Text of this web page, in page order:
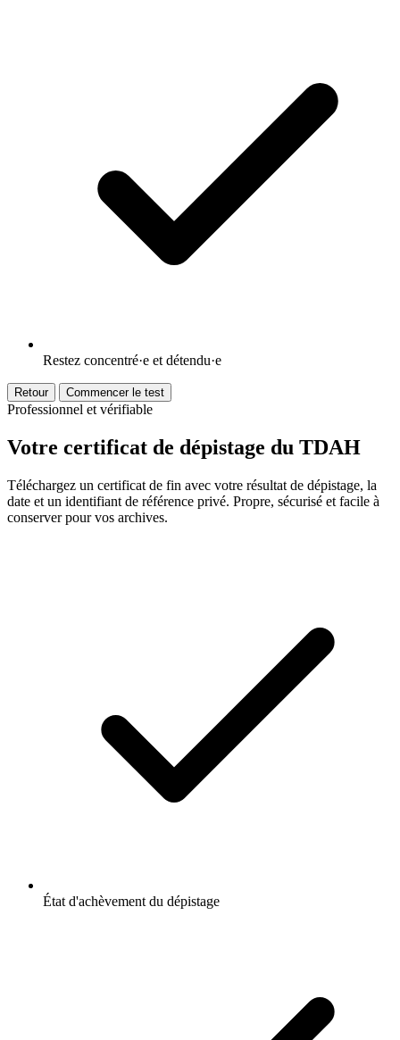
Restez concentré·e et détendu·e
Retour Commencer le test
Professionnel et vérifiable
Votre certificat de dépistage du TDAH
Téléchargez un certificat de fin avec votre résultat de dépistage, la
date et un identifiant de référence privé. Propre, sécurisé et facile à
conserver pour vos archives.
État d'achèvement du dépistage